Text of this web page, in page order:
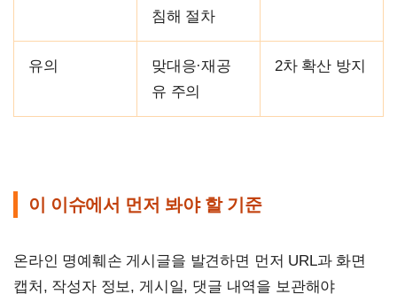
침해 절차
유의
맞대응·재공
유 주의
2차 확산 방지
이 이슈에서 먼저 봐야 할 기준
온라인 명예훼손 게시글을 발견하면 먼저 URL과 화면
캡처, 작성자 정보, 게시일, 댓글 내역을 보관해야